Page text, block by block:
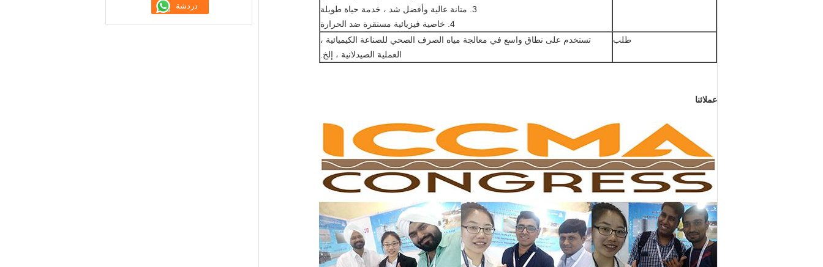
3. متانة عالية وأفضل شد ، خدمة حياة طويلة
4. خاصية فيزيائية مستقرة ضد الحرارة
طلب
تستخدم على نطاق واسع في معالجة مياه الصرف الصحي للصناعة الكيميائية ،
العملية الصيدلانية ، إلخ.
عملائنا